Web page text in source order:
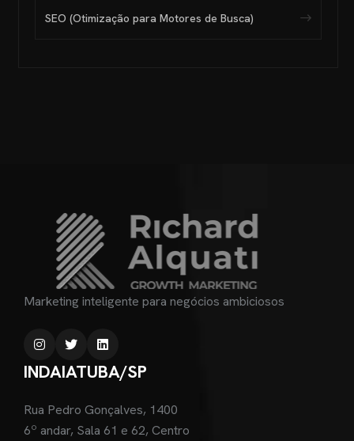
SEO (Otimização para Motores de Busca)
Marketing inteligente para negócios ambiciosos
INDAIATUBA/SP
Rua Pedro Gonçalves, 1400
6º andar, Sala 61 e 62, Centro